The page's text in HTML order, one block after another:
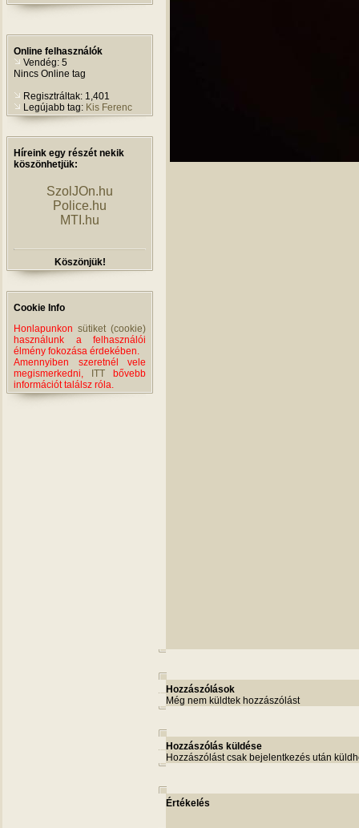
Online felhasználók
Vendég: 5
Nincs Online tag
Regisztráltak: 1,401
Legújabb tag: Kis Ferenc
Híreink egy részét nekik
köszönhetjük:
SzolJOn.hu
Police.hu
MTI.hu
Köszönjük!
Cookie Info
Honlapunkon sütiket (cookie)
használunk a felhasználói
élmény fokozása érdekében.
Amennyiben szeretnél vele
megismerkedni,
ITT bővebb
információt találsz róla.
Hozzászólások
Még nem küldtek hozzászólást
Hozzászólás küldése
Hozzászólást csak bejelentkezés után
Értékelés